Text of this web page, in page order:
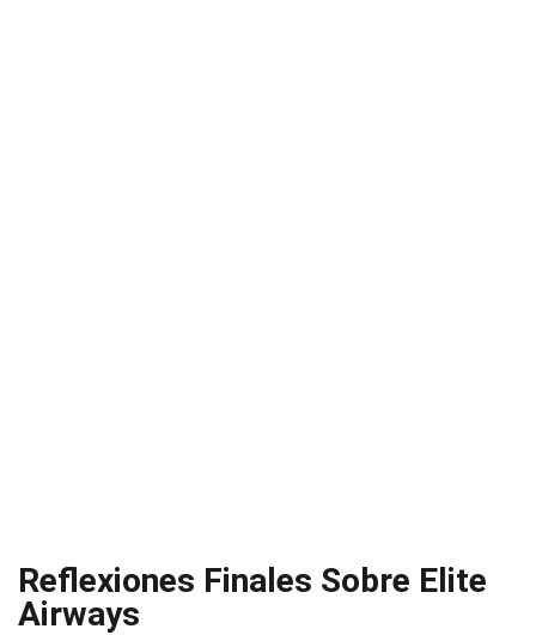
Reflexiones Finales Sobre Elite
Airways